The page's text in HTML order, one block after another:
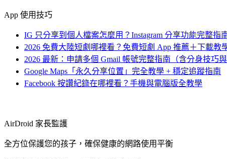
App 使用技巧
IG 只分享到個人檔案怎麼用？Instagram 分享功能完整指
2026 免費大陸短劇哪裡看？免費短劇 App 推薦＋下載教
2026 最新：申請多個 Gmail 帳號完整指南（含分身技巧與
Google Maps「永久分享位置」完全教學 + 穩定追蹤指南
Facebook 按讚紀錄在哪裡看？手機與電腦版全教學
AirDroid 家長監護
全方位保護您的孩子，確保健康的網路使用平衡